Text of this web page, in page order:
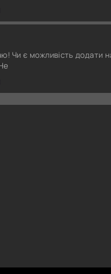
Чи є можливість додати